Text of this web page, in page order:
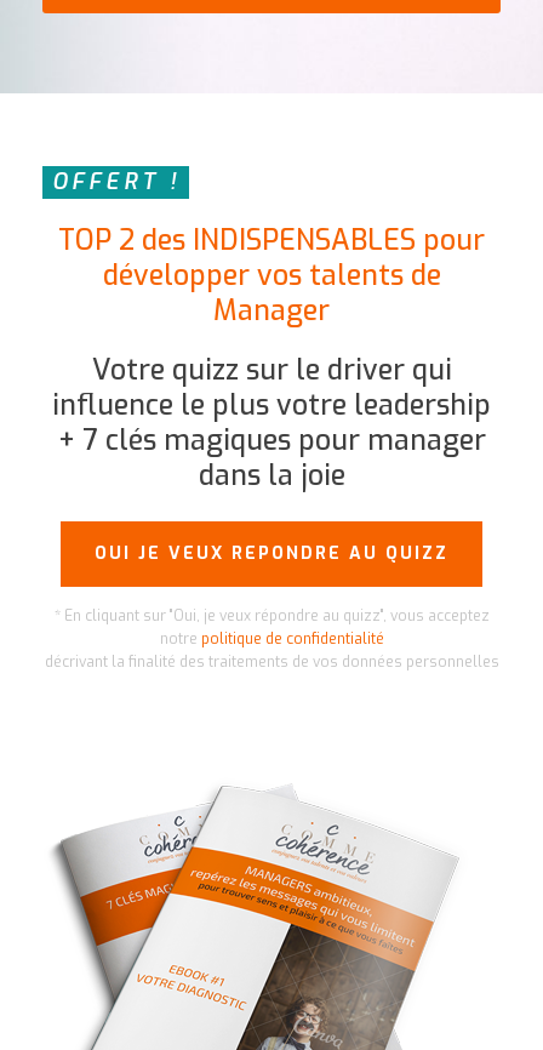
OFFERT !
TOP 2 des INDISPENSABLES pour
développer vos talents de
Manager
Votre quizz sur le driver qui
influence le plus votre leadership
+ 7 clés magiques pour manager
dans la joie
OUI JE VEUX REPONDRE AU QUIZZ
* En cliquant sur "Oui, je veux répondre au quizz", vous acceptez
notre politique de confidentialité
décrivant la finalité des traitements de vos données personnelles